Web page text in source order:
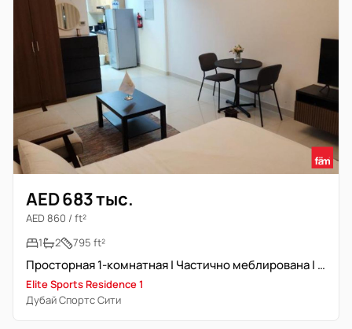
AED 683 тыс.
AED 860 / ft²
1
2 795 ft²
Просторная 1-комнатная | Частично меблирована | Сдаётся в аренду
Elite Sports Residence 1
Дубай Спортс Сити